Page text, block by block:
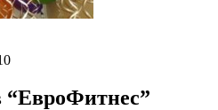
“ЕвроФитнес”